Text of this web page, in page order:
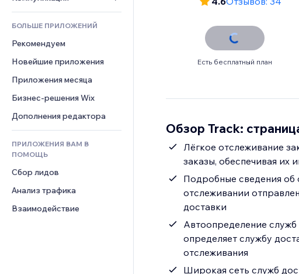
Списки сайтов
Эл. почта
Бухгалтерский учет
Купоны и лояльность
Складские услуги
Еда и напитки
Недвижимость
Онлайн-запись
Подкасты
Фотография
Видео
PDF
Обмен файлами
Новости
Конфиденциальность и
безопасность
Часы
Баннеры и значки
Калькуляторы
Погода
Графики и таблицы
Формы
Опросы
Чат
Комментарии
Телефон
Сообщество
Отзывы и комментарии
Управление отношениями с
клиентом (CRM)
БОЛЬШЕ ПРИЛОЖЕНИЙ
Рекомендуем
Новейшие приложения
Приложения месяца
Бизнес-решения Wix
Дополнения редактора
ПРИЛОЖЕНИЯ ВАМ В
ПОМОЩЬ
Сбор лидов
Анализ трафика
Взаимодействие
Есть бесплатный план
Обзор Track:
Лёгкое отслеживание
заказы, обеспечивая их
Подробные сведения
отслеживании
доставки
Автоопределение служб
определяет службу
отслеживания
Широкая сеть служб